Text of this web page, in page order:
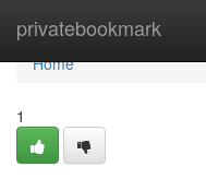
privatebookmark
Home
Home
1